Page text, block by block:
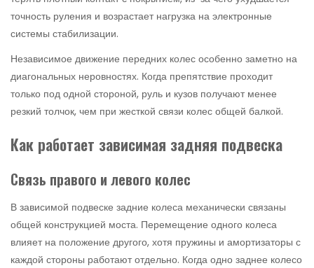
точность руления и возрастает нагрузка на электронные
системы стабилизации.
Независимое движение передних колес особенно заметно на
диагональных неровностях. Когда препятствие проходит
только под одной стороной, руль и кузов получают менее
резкий толчок, чем при жесткой связи колес общей балкой.
Как работает зависимая задняя подвеска
Связь правого и левого колес
В зависимой подвеске задние колеса механически связаны
общей конструкцией моста. Перемещение одного колеса
влияет на положение другого, хотя пружины и амортизаторы с
каждой стороны работают отдельно. Когда одно заднее колесо